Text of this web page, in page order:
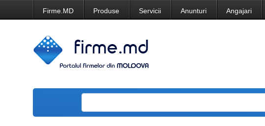
Firme.MD Produse Servicii Anunturi Angajari